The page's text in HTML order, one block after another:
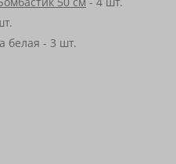
белая - 3 шт.